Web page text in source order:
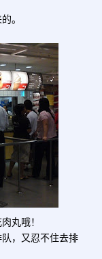
。
丸哦！
，又忍不住去排